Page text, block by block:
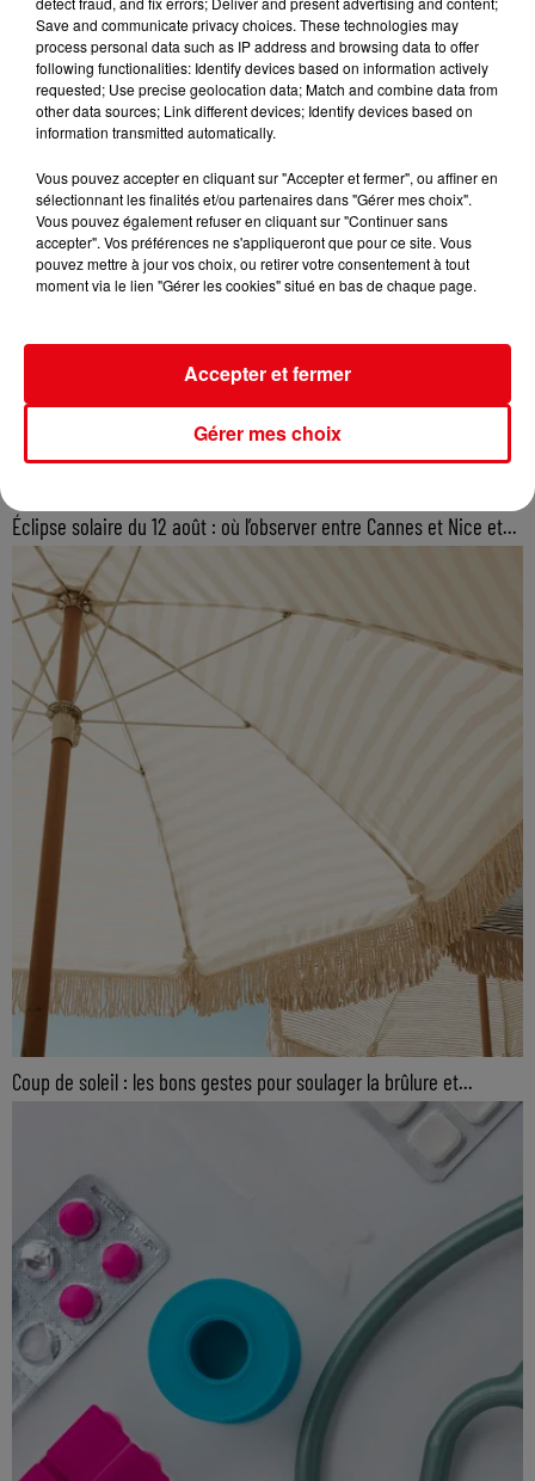
Éclipse solaire du 12 août : où l’observer entre Cannes et Nice et...
Coup de soleil : les bons gestes pour soulager la brûlure et...
Save and communicate privacy choices. These technologies may
process personal data such as IP address and browsing data to offer
following functionalities: Identify devices based on information actively
requested; Use precise geolocation data; Match and combine data from
other data sources; Link different devices; Identify devices based on
information transmitted automatically.
Vous pouvez accepter en cliquant sur "Accepter et fermer", ou affiner en
sélectionnant les finalités et/ou partenaires dans "Gérer mes choix".
Vous pouvez également refuser en cliquant sur "Continuer sans
accepter". Vos préférences ne s'appliqueront que pour ce site. Vous
pouvez mettre à jour vos choix, ou retirer votre consentement à tout
moment via le lien "Gérer les cookies" situé en bas de chaque page.
Gérer mes choix
Accepter et fermer